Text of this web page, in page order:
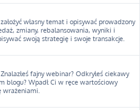
własny temat i opisywać prowadzony
zmiany, rebalansowania, wyniki i
swoją strategię i swoje transakcje.
fajny webinar? Odkryłeś ciekawy
blogu? Wpadł Ci w ręce wartościowy